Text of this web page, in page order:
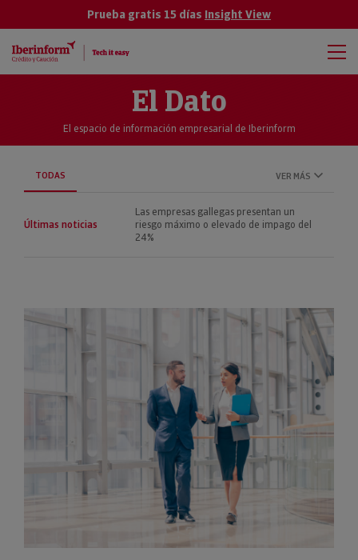
Prueba gratis 15 días Insight View
El Dato
El espacio de información empresarial de Iberinform
TODAS VER MÁS
Últimas noticias
Las empresas gallegas presentan un
riesgo máximo o elevado de impago del
24%